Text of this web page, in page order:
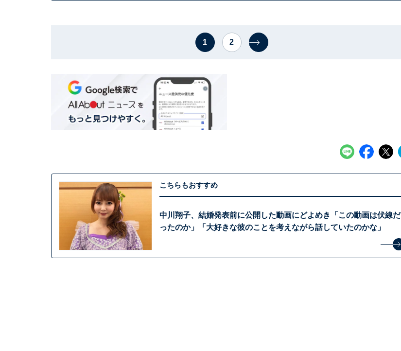
1 2
こちらもおすすめ
中川翔子、結婚発表前に公開した動画にどよめき「この動画は伏線だ
ったのか」「大好きな彼のことを考えながら話していたのかな」